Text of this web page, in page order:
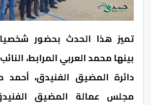
تميز هذا الحدث بحضور
بينها محمد العربي المرابط،
دائرة المضيق الفنيدق، أحمد
مجلس عمالة المضيق